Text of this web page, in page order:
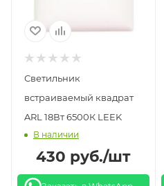
Светильник
встраиваемый квадрат
ARL 18Вт 6500К LEEK
В наличии
430 руб./шт